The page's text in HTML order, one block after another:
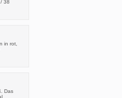
38
in rot,
Das